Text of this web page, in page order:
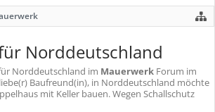
Norddeutschland
Norddeutschland im Mauerwerk Forum im
Baufreund(in), in Norddeutschland möchte
mit Keller bauen. Wegen Schallschutz